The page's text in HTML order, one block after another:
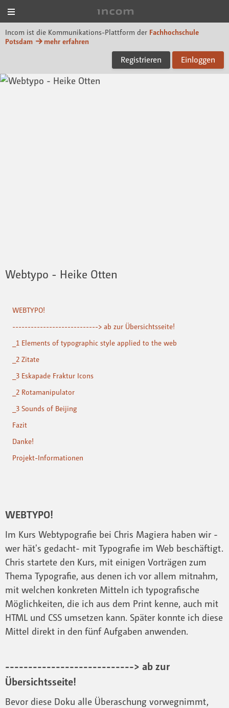
Incom ist die Kommunikations-Plattform der Fachhochschule
Potsdam
mehr erfahren
Registrieren Einloggen
Webtypo - Heike Otten
WEBTYPO!
----------------------------> ab zur Übersichtsseite!
_1 Elements of typographic style applied to the web
_2 Zitate
_3 Eskapade Fraktur Icons
_2 Rotamanipulator
_3 Sounds of Beijing
Fazit
Danke!
Projekt-Informationen
WEBTYPO!
Im Kurs Webtypografie bei Chris Magiera haben wir -
wer hät's gedacht- mit Typografie im Web beschäftigt.
Chris startete den Kurs, mit einigen Vorträgen zum
Thema Typografie, aus denen ich vor allem mitnahm,
mit welchen konkreten Mitteln ich typografische
Möglichkeiten, die ich aus dem Print kenne, auch mit
HTML und CSS umsetzen kann. Später konnte ich diese
Mittel direkt in den fünf Aufgaben anwenden.
----------------------------> ab zur
Übersichtsseite!
Bevor diese Doku alle Überaschung vorwegnimmt,